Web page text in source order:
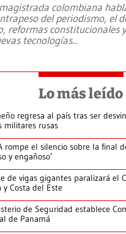
colombiana
del periodismo, el
reformas constitucionales
tecnologías...
Lo más leído
regresa al país tras ser
militares rusas
rompe el silencio sobre la final
y engañoso’
de vigas gigantes paralizará el
y Costa del Este
de Seguridad establece
de Panamá